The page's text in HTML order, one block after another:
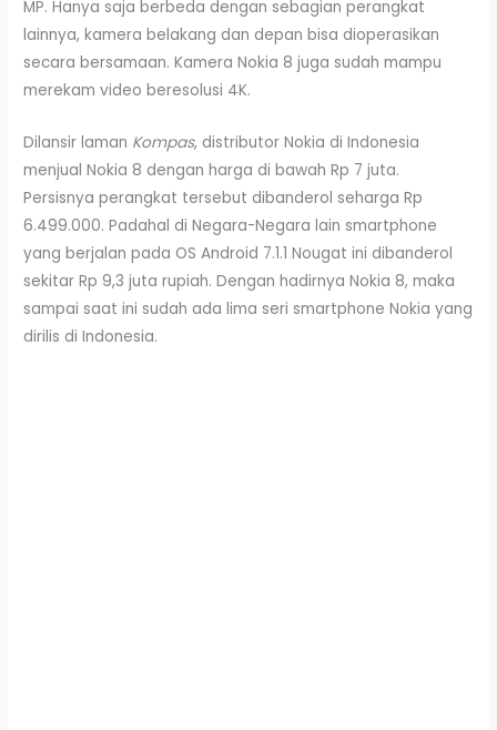
MP. Hanya saja berbeda dengan sebagian perangkat
lainnya, kamera belakang dan depan bisa dioperasikan
secara bersamaan. Kamera Nokia 8 juga sudah mampu
merekam video beresolusi 4K.
Dilansir laman Kompas, distributor Nokia di Indonesia
menjual Nokia 8 dengan harga di bawah Rp 7 juta.
Persisnya perangkat tersebut dibanderol seharga Rp
6.499.000. Padahal di Negara-Negara lain smartphone
yang berjalan pada OS Android 7.1.1 Nougat ini dibanderol
sekitar Rp 9,3 juta rupiah. Dengan hadirnya Nokia 8, maka
sampai saat ini sudah ada lima seri smartphone Nokia yang
dirilis di Indonesia.